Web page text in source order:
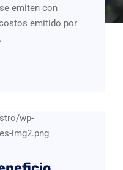
emiten con
emitido por